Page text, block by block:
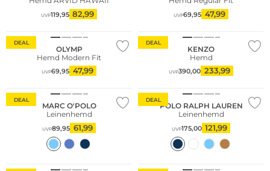
UVP119,95 82,99 UVP69,95 47,99
DEAL
OLYMP
Hemd Modern Fit
UVP69,95 47,99
DEAL
KENZO
Hemd
UVP390,00 233,99
DEAL
MARC O'POLO
Leinenhemd
UVP89,95 61,99
DEAL
POLO RALPH LAUREN
Leinenhemd
UVP175,00 121,99